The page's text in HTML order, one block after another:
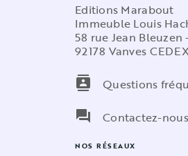
Editions Marabout
Immeuble Louis
58 rue Jean Bleuzen
92178 Vanves
contacts
Questions
question_answer
Contactez-nous
NOS RÉSEAUX